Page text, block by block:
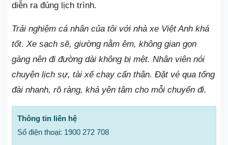
diễn ra đúng lịch trình.
Trải nghiệm cá nhân của tôi với nhà xe Việt Anh khá
tốt. Xe sạch sẽ, giường nằm êm, không gian gọn
gàng nên đi đường dài không bị mệt. Nhân viên nói
chuyện lịch sự, tài xế chạy cẩn thận. Đặt vé qua tổng
đài nhanh, rõ ràng, khá yên tâm cho mỗi chuyến đi.
Thông tin liên hệ
Số điện thoại: 1900 272 708